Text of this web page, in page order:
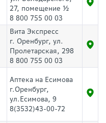
27, помещение ½
8 800 755 00 03
Вита Экспресс
г. Оренбург, ул.
Пролетарская, 298
8 800 755 00 03
Аптека на Есимова
г.Оренбург,
ул.Есимова, 9
8(3532)43-00-72